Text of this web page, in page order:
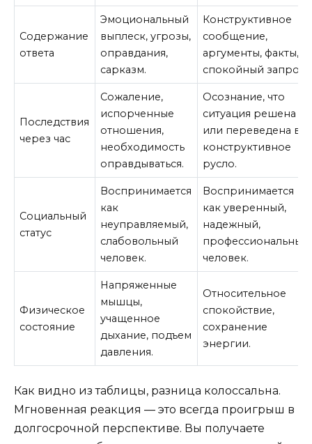
Содержание
ответа
Эмоциональный
выплеск, угрозы,
оправдания,
сарказм.
Конструктивное
сообщение,
аргументы, факты,
спокойный запрос.
Последствия
через час
Сожаление,
испорченные
отношения,
необходимость
оправдываться.
Осознание, что
ситуация решена
или переведена в
конструктивное
русло.
Социальный
статус
Воспринимается
как
неуправляемый,
слабовольный
человек.
Воспринимается
как уверенный,
надежный,
профессиональный
человек.
Физическое
состояние
Напряженные
мышцы,
учащенное
дыхание, подъем
давления.
Относительное
спокойствие,
сохранение
энергии.
Как видно из таблицы, разница колоссальна.
Мгновенная реакция — это всегда проигрыш в
долгосрочной перспективе. Вы получаете